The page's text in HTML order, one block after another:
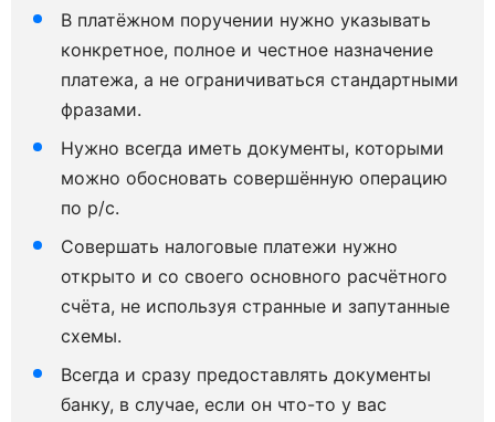
В платёжном поручении нужно указывать
конкретное, полное и честное назначение
платежа, а не ограничиваться стандартными
фразами.
Нужно всегда иметь документы, которыми
можно обосновать совершённую операцию
по р/с.
Совершать налоговые платежи нужно
открыто и со своего основного расчётного
счёта, не используя странные и запутанные
схемы.
Всегда и сразу предоставлять документы
банку, в случае, если он что-то у вас